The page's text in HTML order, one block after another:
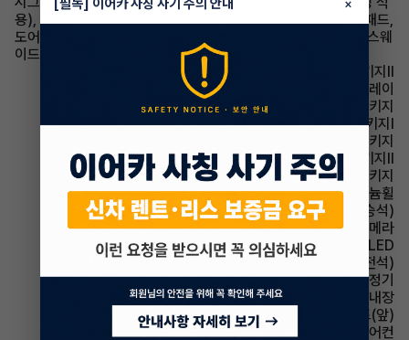
용), 웨이브 라인 무드라이팅 내장재, 인조 가죽 내장재(크래쉬패드,
도어트림 상단, 콘솔 가니쉬, 리어에어벤트 베젤부 등), 럭셔리 스웨
이드 내장재(헤드라이닝, 필라트림 등), 투톤 가죽 스티어링 휠
파퓰러 패키지Ⅱ
헤드업 디스플레이
컨비니언스 패키지
드라이빙 어시스턴스 패키지Ⅰ
하이테크 패키지
드라이빙 어시스턴스 패키지Ⅱ
2열 컴포트 패키지
휠타이어 알루미늄휠
시트 통풍시트(동승석)
주차보조 후방카메라
헤드램프 LED
시트 통풍시트(운전석)
에어컨 공기청정기
룸미러 하이패스 내장
시트 열선시트(앞)
에어컨 풀오토에어컨
×